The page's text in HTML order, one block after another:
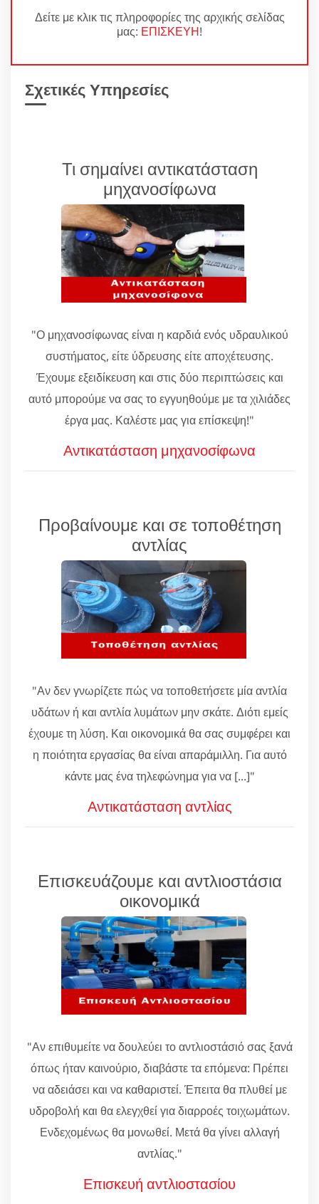
Δείτε με κλικ τις πληροφορίες της αρχικής σελίδας
μας: ΕΠΙΣΚΕΥΗ!
Σχετικές Υπηρεσίες
Τι σημαίνει αντικατάσταση
μηχανοσίφωνα
"Ο μηχανοσίφωνας είναι η καρδιά ενός υδραυλικού
συστήματος, είτε ύδρευσης είτε αποχέτευσης.
Έχουμε εξειδίκευση και στις δύο περιπτώσεις και
αυτό μπορούμε να σας το εγγυηθούμε με τα χιλιάδες
έργα μας. Καλέστε μας για επίσκεψη!"
Αντικατάσταση μηχανοσίφωνα
Προβαίνουμε και σε τοποθέτηση
αντλίας
"Αν δεν γνωρίζετε πώς να τοποθετήσετε μία αντλία
υδάτων ή και αντλία λυμάτων μην σκάτε. Διότι εμείς
έχουμε τη λύση. Και οικονομικά θα σας συμφέρει και
η ποιότητα εργασίας θα είναι απαράμιλλη. Για αυτό
κάντε μας ένα τηλεφώνημα για να [...]"
Αντικατάσταση αντλίας
Επισκευάζουμε και αντλιοστάσια
οικονομικά
"Αν επιθυμείτε να δουλεύει το αντλιοστάσιό σας ξανά
όπως ήταν καινούριο, διαβάστε τα επόμενα: Πρέπει
να αδειάσει και να καθαριστεί. Έπειτα θα πλυθεί με
υδροβολή και θα ελεγχθεί για διαρροές τοιχωμάτων.
Ενδεχομένως θα μονωθεί. Μετά θα γίνει αλλαγή
αντλίας."
Επισκευή αντλιοστασίου